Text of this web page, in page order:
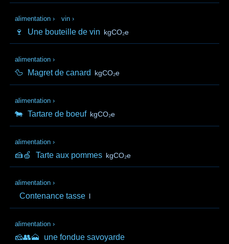
alimentation › vin ›
🍷 Une bouteille de vin kgCO₂e
alimentation ›
🦆 Magret de canard kgCO₂e
alimentation ›
🐄 Tartare de boeuf kgCO₂e
alimentation ›
🍰🍏 Tarte aux pommes kgCO₂e
alimentation ›
Contenance tasse l
alimentation ›
🧀👥🗻 une fondue savoyarde